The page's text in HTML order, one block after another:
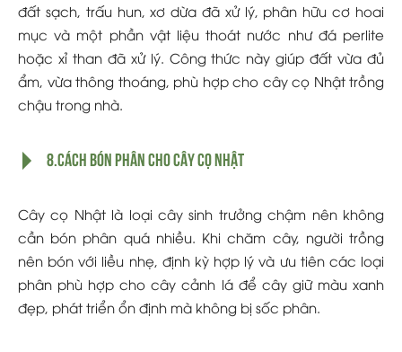
đất sạch, trấu hun, xơ dừa đã xử lý, phân hữu cơ hoai
mục và một phần vật liệu thoát nước như đá perlite
hoặc xỉ than đã xử lý. Công thức này giúp đất vừa đủ
ẩm, vừa thông thoáng, phù hợp cho cây cọ Nhật trồng
chậu trong nhà.
8.Cách bón phân cho cây cọ Nhật
Cây cọ Nhật là loại cây sinh trưởng chậm nên không
cần bón phân quá nhiều. Khi chăm cây, người trồng
nên bón với liều nhẹ, định kỳ hợp lý và ưu tiên các loại
phân phù hợp cho cây cảnh lá để cây giữ màu xanh
đẹp, phát triển ổn định mà không bị sốc phân.